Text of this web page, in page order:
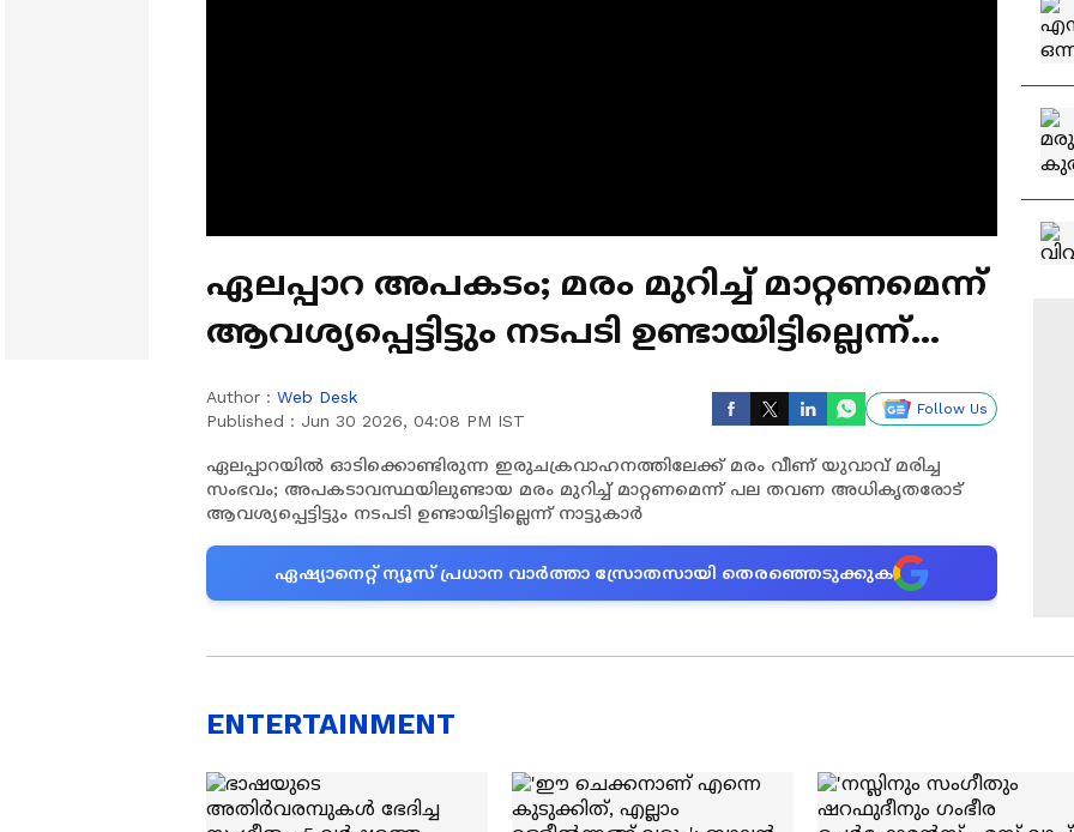
ഏലപ്പാറ അപകടം; മരം മുറിച്ച് മാറ്റണമെന്ന്
ആവശ്യപ്പെട്ടിട്ടും നടപടി ഉണ്ടായിട്ടില്ലെന്ന്
Author : Web Desk
Published : Jun 30 2026, 04:08 PM IST
Follow Us
ഏലപ്പാറയിൽ ഓടിക്കൊണ്ടിരുന്ന ഇരുചക്രവാഹനത്തിലേക്ക് മരം വീണ് യുവാവ് മരിച്ച
സംഭവം; അപകടാവസ്ഥയിലുണ്ടായ മരം മുറിച്ച് മാറ്റണമെന്ന് പല തവണ അധികൃതരോട്
ആവശ്യപ്പെട്ടിട്ടും നടപടി ഉണ്ടായിട്ടില്ലെന്ന് നാട്ടുകാർ
ഏഷ്യാനെറ്റ് ന്യൂസ് പ്രധാന വാർത്താ സ്രോതസായി തെരഞ്ഞെടുക്കുക
ENTERTAINMENT